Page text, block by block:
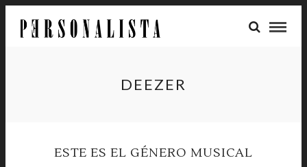
DEEZER
ESTE ES EL GÉNERO MUSICAL